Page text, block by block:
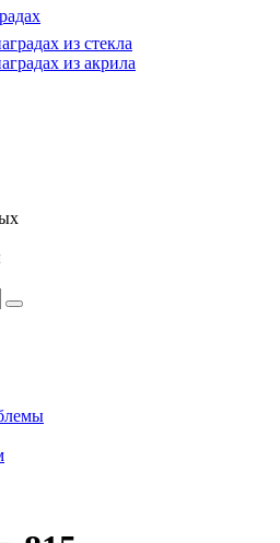
из стекла
из акрила